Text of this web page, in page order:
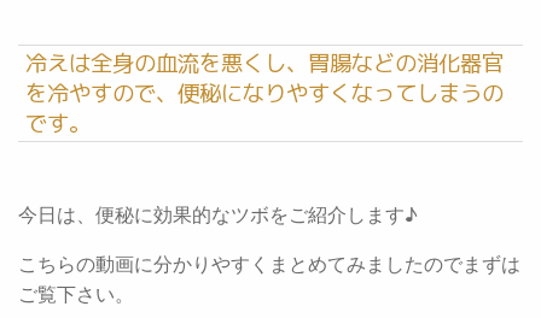
冷えは全身の血流を悪くし、胃腸などの消化器官
を冷やすので、便秘になりやすくなってしまうの
です。
今日は、便秘に効果的なツボをご紹介します♪
こちらの動画に分かりやすくまとめてみましたのでまずは
ご覧下さい。